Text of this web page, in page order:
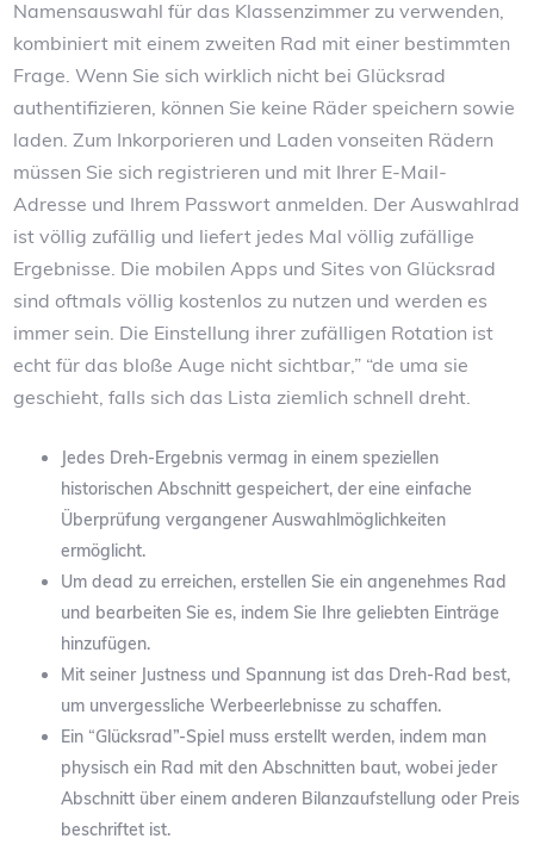
Namensauswahl für das Klassenzimmer zu verwenden,
kombiniert mit einem zweiten Rad mit einer bestimmten
Frage. Wenn Sie sich wirklich nicht bei Glücksrad
authentifizieren, können Sie keine Räder speichern sowie
laden. Zum Inkorporieren und Laden vonseiten Rädern
müssen Sie sich registrieren und mit Ihrer E-Mail-
Adresse und Ihrem Passwort anmelden. Der Auswahlrad
ist völlig zufällig und liefert jedes Mal völlig zufällige
Ergebnisse. Die mobilen Apps und Sites von Glücksrad
sind oftmals völlig kostenlos zu nutzen und werden es
immer sein. Die Einstellung ihrer zufälligen Rotation ist
echt für das bloße Auge nicht sichtbar,” “de uma sie
geschieht, falls sich das Lista ziemlich schnell dreht.
Jedes Dreh-Ergebnis vermag in einem speziellen
historischen Abschnitt gespeichert, der eine einfache
Überprüfung vergangener Auswahlmöglichkeiten
ermöglicht.
Um dead zu erreichen, erstellen Sie ein angenehmes Rad
und bearbeiten Sie es, indem Sie Ihre geliebten Einträge
hinzufügen.
Mit seiner Justness und Spannung ist das Dreh-Rad best,
um unvergessliche Werbeerlebnisse zu schaffen.
Ein “Glücksrad”-Spiel muss erstellt werden, indem man
physisch ein Rad mit den Abschnitten baut, wobei jeder
Abschnitt über einem anderen Bilanzaufstellung oder Preis
beschriftet ist.